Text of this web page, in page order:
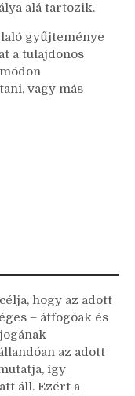
alá tartozik.
gyűjteménye
a tulajdonos
vagy más
hogy az adott
– átfogóak és
az adott
így
áll. Ezért a